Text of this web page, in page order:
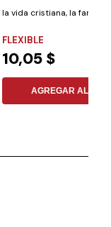
la vida cristiana, la familia,
FLEXIBLE
10,05 $
AGREGAR AL